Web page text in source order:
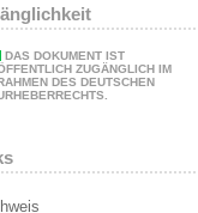
DAS DOKUMENT IST
ZUGÄNGLICH IM
RAHMEN DES DEUTSCHEN